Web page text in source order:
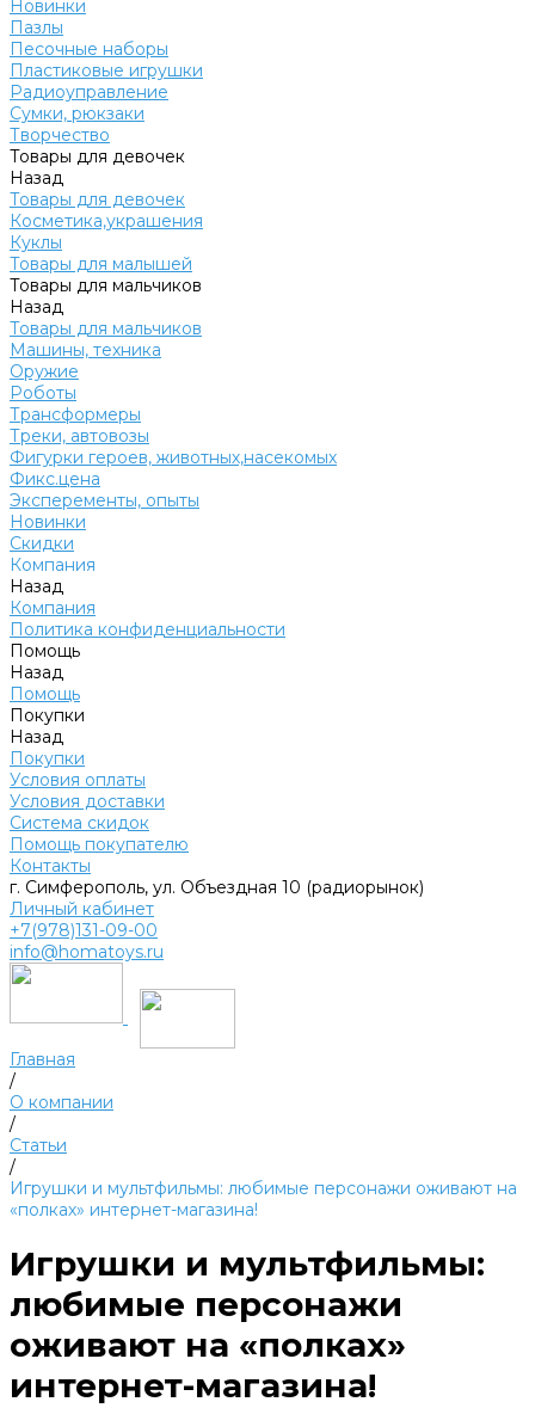
Новинки
Пазлы
Песочные наборы
Пластиковые игрушки
Радиоуправление
Сумки, рюкзаки
Творчество
Товары для девочек
Назад
Товары для девочек
Косметика,украшения
Куклы
Товары для малышей
Товары для мальчиков
Назад
Товары для мальчиков
Машины, техника
Оружие
Роботы
Трансформеры
Треки, автовозы
Фигурки героев, животных,насекомых
Фикс.цена
Эксперементы, опыты
Новинки
Скидки
Компания
Назад
Компания
Политика конфиденциальности
Помощь
Назад
Помощь
Покупки
Назад
Покупки
Условия оплаты
Условия доставки
Система скидок
Помощь покупателю
Контакты
г. Симферополь, ул. Объездная 10 (радиорынок)
Личный кабинет
+7(978)131-09-00
info@homatoys.ru
Главная
/
О компании
/
Статьи
/
Игрушки и мультфильмы: любимые персонажи оживают на
«полках» интернет-магазина!
Игрушки и мультфильмы:
любимые персонажи
оживают на «полках»
интернет-магазина!